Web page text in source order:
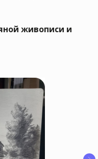
живописи и